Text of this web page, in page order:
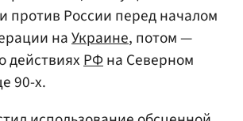
против России перед началом
наУкраине, потом —
действияхРФна Северном
90-х.